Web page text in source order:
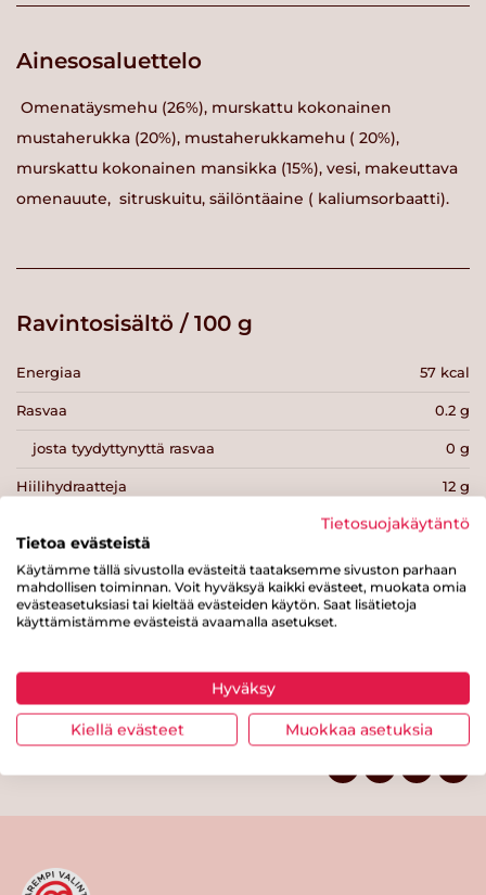
Ainesosaluettelo
Omenatäysmehu (26%), murskattu kokonainen
mustaherukka (20%), mustaherukkamehu ( 20%),
murskattu kokonainen mansikka (15%), vesi, makeuttava
omenauute, sitruskuitu, säilöntäaine ( kaliumsorbaatti).
Ravintosisältö / 100 g
Energiaa 57 kcal
Rasvaa 0.2 g
josta tyydyttynyttä rasvaa 0 g
Hiilihydraatteja 12 g
10.9 g
Kuitua
Proteiinia
Tietosuojakäytäntö
Tietoa evästeistä
Käytämme tällä sivustolla evästeitä taataksemme sivuston parhaan
mahdollisen toiminnan. Voit hyväksyä kaikki evästeet, muokata omia
evästeasetuksiasi tai kieltää evästeiden käytön. Saat lisätietoja
käyttämistämme evästeistä avaamalla asetukset.
Hyväksy
Kiellä evästeet Muokkaa asetuksia